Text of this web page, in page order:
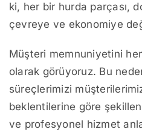
ki, her bir hurda parçası,
çevreye ve ekonomiye
Müşteri memnuniyetini
olarak görüyoruz. Bu
süreçlerimizi
beklentilerine göre
ve profesyonel hizmet